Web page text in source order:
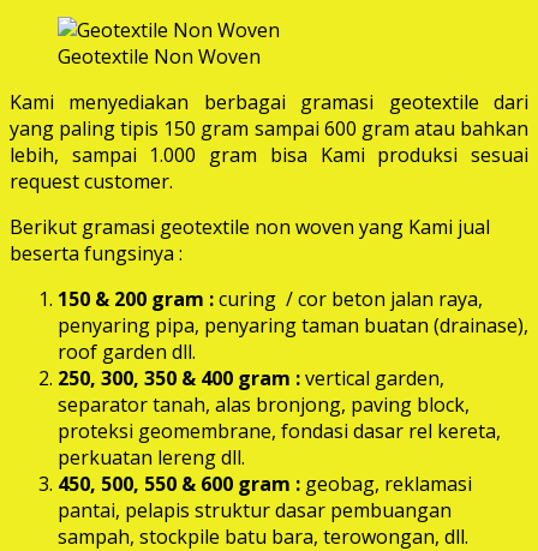
Geotextile Non Woven
Kami menyediakan berbagai gramasi geotextile dari
yang paling tipis 150 gram sampai 600 gram atau bahkan
lebih, sampai 1.000 gram bisa Kami produksi sesuai
request customer.
Berikut gramasi geotextile non woven yang Kami jual
beserta fungsinya :
150 & 200 gram :curing / cor beton jalan raya,
penyaring pipa, penyaring taman buatan (drainase),
roof garden dll.
250, 300, 350 & 400 gram :vertical garden,
separator tanah, alas bronjong, paving block,
proteksi geomembrane, fondasi dasar rel kereta,
perkuatan lereng dll.
450, 500, 550 & 600 gram : geobag, reklamasi
pantai, pelapis struktur dasar pembuangan
sampah, stockpile batu bara, terowongan, dll.